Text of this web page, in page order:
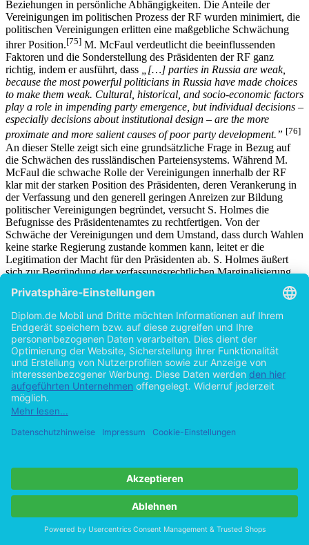
Beziehungen in persönliche Abhängigkeiten. Die Anteile der
Vereinigungen im politischen Prozess der RF wurden minimiert, die
politischen Vereinigungen erlitten eine maßgebliche Schwächung
ihrer Position.[75] M. McFaul verdeutlicht die beeinflussenden
Faktoren und die Sonderstellung des Präsidenten der RF ganz
richtig, indem er ausführt, dass
„[…] parties in Russia are weak,
because the most powerful politicians in Russia have made choices
to make them weak. Cultural, historical, and socio-economic factors
play a role in impending party emergence, but individual decisions –
especially decisions about institutional design – are the more
proximate and more salient causes of poor party development.” [76]
An dieser Stelle zeigt sich eine grundsätzliche Frage in Bezug auf
die Schwächen des russländischen Parteiensystems. Während M.
McFaul die schwache Rolle der Vereinigungen innerhalb der RF
klar mit der starken Position des Präsidenten, deren Verankerung in
der Verfassung und den generell geringen Anreizen zur Bildung
politischer Vereinigungen begründet, versucht S. Holmes die
Befugnisse des Präsidentenamtes zu rechtfertigen. Von der
Schwäche der Vereinigungen und dem Umstand, dass durch Wahlen
keine starke Regierung zustande kommen kann, leitet er die
Legitimation der Macht für den Präsidenten ab. S. Holmes äußert
sich zur Begründung der verfassungsrechtlichen Marginalisierung
„Given the feebleness or nonexistence of a party
system in Russia, there is no chance that parliamentary elections
will give rise to a well-disciplined body capable, in turn, of
producing a strong government able to make difficult decisions
while retaining public confidence and remaining democratically
accountable.” [77]
Den Vereinigungen muss hier vorgeworfen werden, dass sie mit
ihrer internen Personalpolitik sehr inkonsequent auf diese Art der
Politik reagiert haben. Durch ihre Herangehensweise und nicht
minder durch eine spezifische Mentalität der Bevölkerung im
Vereinigungen eben auch auf starke Führer gesetzt. Dieser Umstand
Maße über Programmatik, als vielmehr über die Personen hinter der
„Trawkin – Partei“oder der„Schirinowski – Partei“
gesprochen. Führerfiguren spielen somit in der Frage über den
Erfolg oder Misserfolg einer politischen Vereinigung in der RF eine
oftmals gewichtigere Rolle als die Programmatik.[79] S. Mitrochin